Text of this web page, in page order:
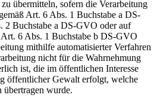
übermitteln, sofern die Verarbeitung
Art. 6 Abs. 1 Buchstabe a DS-
2 Buchstabe a DS-GVO oder auf
Art. 6 Abs. 1 Buchstabe b DS-GVO
mithilfe automatisierter Verfahren
nicht für die Wahrnehmung
ist, die im öffentlichen Interesse
öffentlicher Gewalt erfolgt, welche
übertragen wurde.